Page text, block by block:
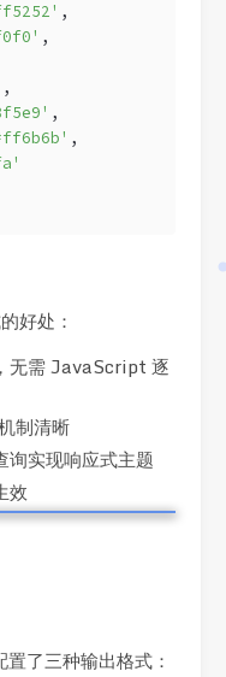
,
,
,
,
,
好处：
无需 JavaScript 逐
制清晰
询实现响应式主题
效
了三种输出格式：